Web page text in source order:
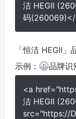
洁 HEGII
码
「恒洁 HEGII
示例：
品牌
<a
洁 HEGII
src="https://